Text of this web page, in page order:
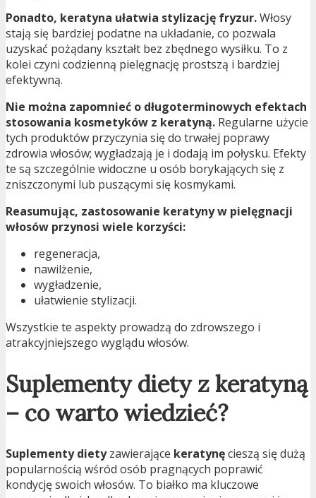
Ponadto, keratyna ułatwia stylizację fryzur.Włosy
stają się bardziej podatne na układanie, co pozwala
uzyskać pożądany kształt bez zbędnego wysiłku. To z
kolei czyni codzienną pielęgnację prostszą i bardziej
efektywną.
Nie można zapomnieć o długoterminowych efektach
stosowania kosmetyków z keratyną. Regularne użycie
tych produktów przyczynia się do trwałej poprawy
zdrowia włosów; wygładzają je i dodają im połysku. Efekty
te są szczególnie widoczne u osób borykających się z
zniszczonymi lub puszącymi się kosmykami.
Reasumując, zastosowanie keratyny w pielęgnacji
włosów przynosi wiele korzyści:
regeneracja,
nawilżenie,
wygładzenie,
ułatwienie stylizacji.
Wszystkie te aspekty prowadzą do zdrowszego i
atrakcyjniejszego wyglądu włosów.
Suplementy diety z keratyną
– co warto wiedzieć?
Suplementy dietyzawierające keratynęcieszą się dużą
popularnością wśród osób pragnących poprawić
kondycję swoich włosów. To białko ma kluczowe